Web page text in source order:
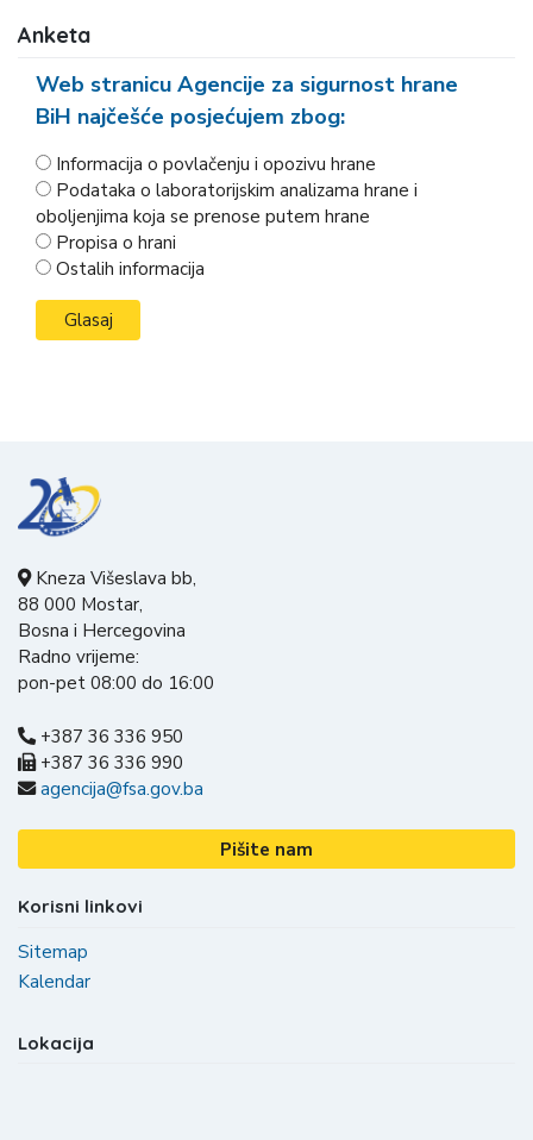
Anketa
Web stranicu Agencije za sigurnost hrane
BiH najčešće posjećujem zbog:
Informacija o povlačenju i opozivu hrane
Podataka o laboratorijskim analizama hrane i
oboljenjima koja se prenose putem hrane
Propisa o hrani
Ostalih informacija
Kneza Višeslava bb,
88 000 Mostar,
Bosna i Hercegovina
Radno vrijeme:
pon-pet 08:00 do 16:00
+387 36 336 950
+387 36 336 990
agencija@fsa.gov.ba
Pišite nam
Korisni linkovi
Sitemap
Kalendar
Lokacija